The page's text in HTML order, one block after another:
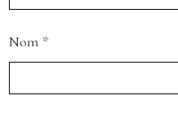
Nom *